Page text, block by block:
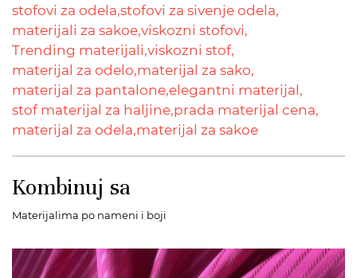
stofovi za odela,stofovi za sivenje odela,
materijali za sakoe,viskozni stofovi,
Trending materijali,viskozni stof,
materijal za odelo,materijal za sako,
materijal za pantalone,elegantni materijal,
stof materijal za haljine,prada materijal cena,
materijal za odela,materijal za sakoe
Kombinuj sa
Materijalima po nameni i boji